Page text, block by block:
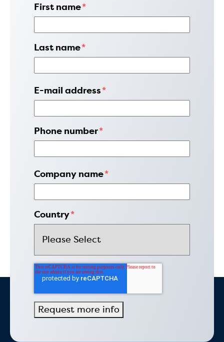
First name*
Last name*
E-mail address*
Phone number*
Company name*
Country*